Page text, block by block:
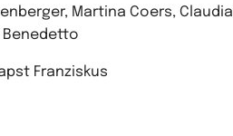
Martina Coers, Claudia
Benedetto
Franziskus